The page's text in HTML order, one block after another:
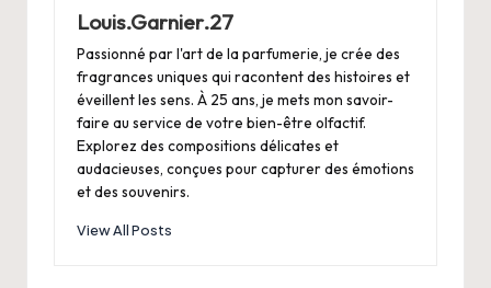
Louis.Garnier.27
Passionné par l'art de la parfumerie, je crée des
fragrances uniques qui racontent des histoires et
éveillent les sens. À 25 ans, je mets mon savoir-
faire au service de votre bien-être olfactif.
Explorez des compositions délicates et
audacieuses, conçues pour capturer des émotions
et des souvenirs.
View All Posts